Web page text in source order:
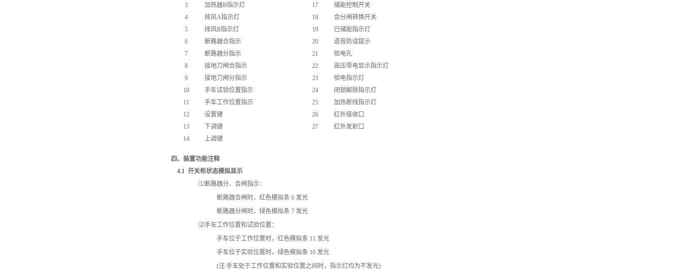
3
加热器B指示灯 17
储能控制开关
4
排风A指示灯 18
合分闸转换开关
5
排风B指示灯 19
已储能指示灯
6
断路器合指示 20
语音防误提示
7
断路器分指示 21
验电孔
8
接地刀闸合指示 22
高压带电显示指示灯
9
接地刀闸分指示 23
验电指示灯
10
手车试验位置指示 24
闭锁解除指示灯
11
手车工作位置指示 25
加热断线指示灯
12
设置键 26
红外接收口
13
下调键 27
红外发射口
14
上调键
四、装置功能注释
4.1 开关柜状态模拟显示
⑴断路器分、合闸指示：
断路器合闸时，红色模拟条 6 发光
断路器分闸时，绿色模拟条 7 发光
⑵手车工作位置和试验位置：
手车位于工作位置时，红色模拟条 11 发光
手车位于实验位置时，绿色模拟条 10 发光
(注:手车处于工作位置和实验位置之间时，指示灯均为不发光)